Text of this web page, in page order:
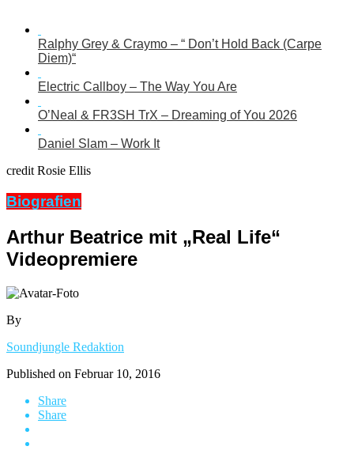
Ralphy Grey & Craymo – “ Don’t Hold Back (Carpe
Diem)“
Electric Callboy – The Way You Are
O’Neal & FR3SH TrX – Dreaming of You 2026
Daniel Slam – Work It
credit Rosie Ellis
Biografien
Arthur Beatrice mit „Real Life“
Videopremiere
By
Soundjungle Redaktion
Published on Februar 10, 2016
Share
Share